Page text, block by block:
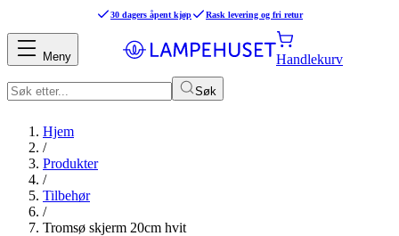
30 dagers åpent kjøp Rask levering og fri retur
Søk
Handlekurv
Meny
Hjem
/
Produkter
/
Tilbehør
/
Tromsø skjerm 20cm hvit